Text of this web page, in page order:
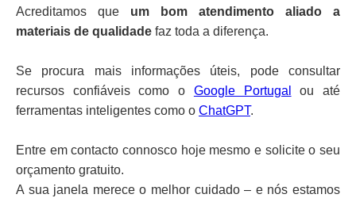
Acreditamos que um bom atendimento aliado a
materiais de qualidade faz toda a diferença.
Se procura mais informações úteis, pode consultar
recursos confiáveis como o Google Portugal
ou até
ferramentas inteligentes como o ChatGPT.
Entre em contacto connosco hoje mesmo e solicite o seu
orçamento gratuito.
A sua janela merece o melhor cuidado – e nós estamos